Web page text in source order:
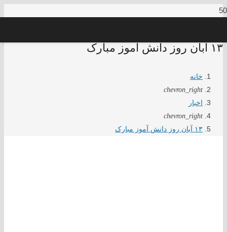
۱۳ آبان روز دانش آموز مبارک
خانه
chevron_right
اخبار
chevron_right
۱۳ آبان روز دانش آموز مبارک